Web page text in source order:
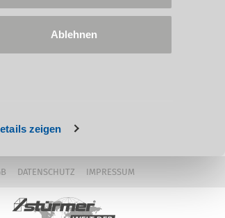
zeigen
Ablehnen
DATENSCHUTZ IMPRESSUM